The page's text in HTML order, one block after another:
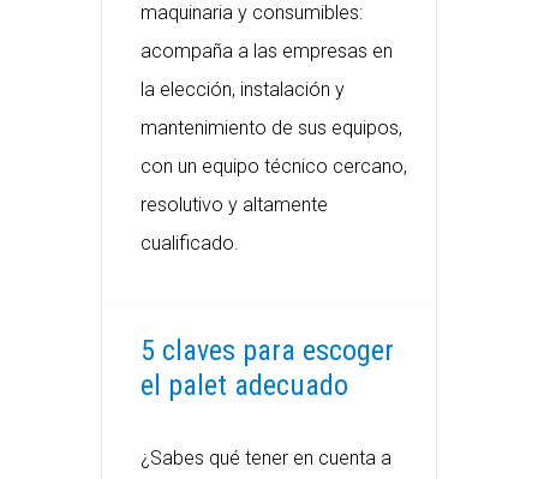
maquinaria y consumibles:
acompaña a las empresas en
la elección, instalación y
mantenimiento de sus equipos,
con un equipo técnico cercano,
resolutivo y altamente
cualificado.
5 claves para escoger
el palet adecuado
¿Sabes qué tener en cuenta a